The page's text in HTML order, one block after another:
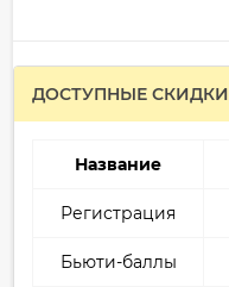
ДОСТУПНЫЕ СКИДКИ
Название
Регистрация
Бьюти-баллы